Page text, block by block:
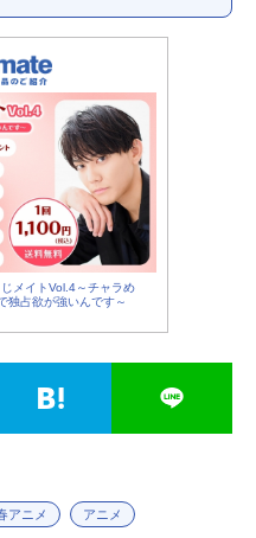
メイトVol.4～チャラめ
独占欲が強いんです～
アニメ アニメ